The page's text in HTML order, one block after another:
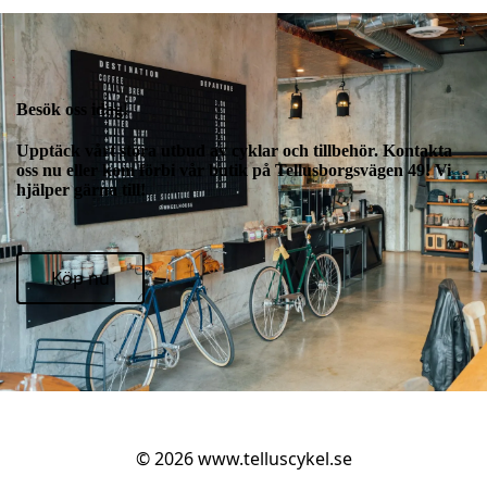
Besök oss idag!
Upptäck vårt stora utbud av cyklar och tillbehör. Kontakta
oss nu eller kom förbi vår butik på Tellusborgsvägen 49! Vi
hjälper gärna till!
Köp nu
© 2026 www.telluscykel.se